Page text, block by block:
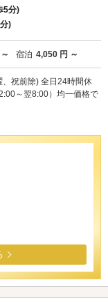
5分)
)
宿泊 4,050 円 ～
祝前除) 全日24時間休
～翌8:00）均一価格で